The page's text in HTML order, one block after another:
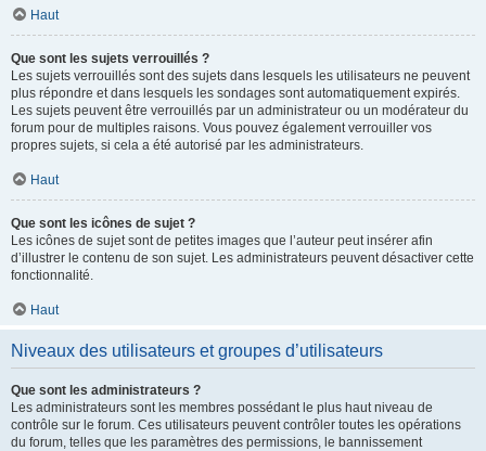
Haut
Que sont les sujets verrouillés ?
Les sujets verrouillés sont des sujets dans lesquels les utilisateurs ne peuvent
plus répondre et dans lesquels les sondages sont automatiquement expirés.
Les sujets peuvent être verrouillés par un administrateur ou un modérateur du
forum pour de multiples raisons. Vous pouvez également verrouiller vos
propres sujets, si cela a été autorisé par les administrateurs.
Haut
Que sont les icônes de sujet ?
Les icônes de sujet sont de petites images que l’auteur peut insérer afin
d’illustrer le contenu de son sujet. Les administrateurs peuvent désactiver cette
fonctionnalité.
Haut
Niveaux des utilisateurs et groupes d’utilisateurs
Que sont les administrateurs ?
Les administrateurs sont les membres possédant le plus haut niveau de
contrôle sur le forum. Ces utilisateurs peuvent contrôler toutes les opérations
du forum, telles que les paramètres des permissions, le bannissement